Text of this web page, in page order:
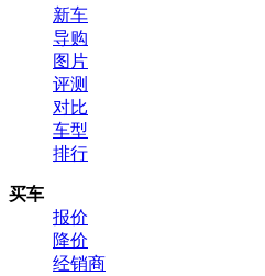
新车
导购
图片
评测
对比
车型
排行
买车
报价
降价
经销商